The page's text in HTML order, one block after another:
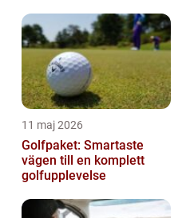
11 maj 2026
Golfpaket: Smartaste
vägen till en komplett
golfupplevelse